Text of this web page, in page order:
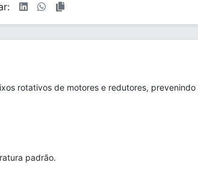
rotativos de motores e redutores,
padrão.